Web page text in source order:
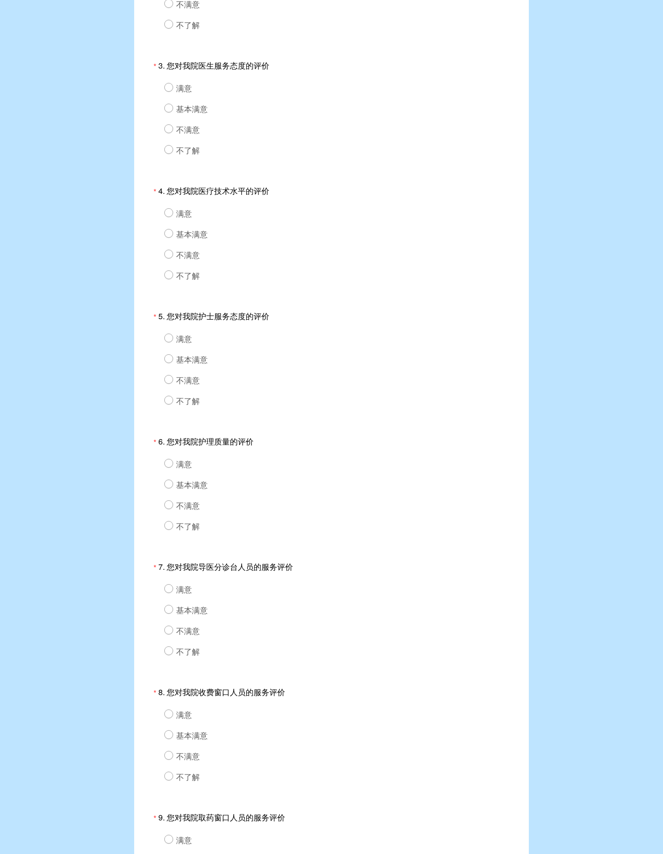
不满意
不了解
*3. 您对我院医生服务态度的评价
满意
基本满意
不满意
不了解
*4. 您对我院医疗技术水平的评价
满意
基本满意
不满意
不了解
*5. 您对我院护士服务态度的评价
满意
基本满意
不满意
不了解
*6. 您对我院护理质量的评价
满意
基本满意
不满意
不了解
*7. 您对我院导医分诊台人员的服务评价
满意
基本满意
不满意
不了解
*8. 您对我院收费窗口人员的服务评价
满意
基本满意
不满意
不了解
*9. 您对我院取药窗口人员的服务评价
满意